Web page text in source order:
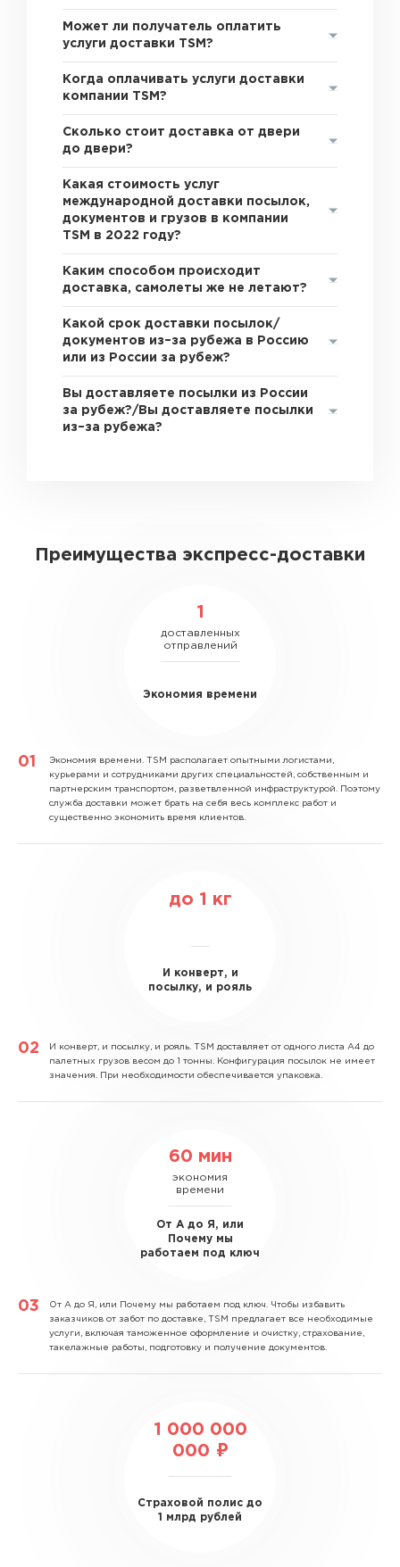
Может ли получатель оплатить
услуги доставки TSM?
Когда оплачивать услуги доставки
компании TSM?
Сколько стоит доставка от двери
до двери?
Какая стоимость услуг
международной доставки посылок,
документов и грузов в компании
TSM в 2022 году?
Каким способом происходит
доставка, самолеты же не летают?
Какой срок доставки посылок/
документов из–за рубежа в Россию
или из России за рубеж?
Вы доставляете посылки из России
за рубеж?/Вы доставляете посылки
из–за рубежа?
Преимущества экспресс-доставки
1
доставленных
отправлений
Экономия времени
Экономия времени. TSM располагает опытными логистами,
курьерами и сотрудниками других специальностей, собственным и
партнерским транспортом, разветвленной инфраструктурой. Поэтому
служба доставки может брать на себя весь комплекс работ и
существенно экономить время клиентов.
до 1 кг
И конверт, и
посылку, и рояль
И конверт, и посылку, и рояль. TSM доставляет от одного листа А4 до
палетных грузов весом до 1 тонны. Конфигурация посылок не имеет
значения. При необходимости обеспечивается упаковка.
60 мин
экономия
времени
От А до Я, или
Почему мы
работаем под ключ
От А до Я, или Почему мы работаем под ключ. Чтобы избавить
заказчиков от забот по доставке, TSM предлагает все необходимые
услуги, включая таможенное оформление и очистку, страхование,
такелажные работы, подготовку и получение документов.
1 000 000
000 ₽
Страховой полис до
1 млрд рублей